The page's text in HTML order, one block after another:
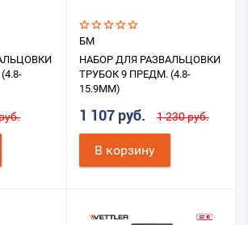
БМ
НАБОР ДЛЯ РАЗВАЛЬЦОВКИ
ТРУБОК 9 ПРЕДМ. (4.8-
15.9ММ)
1 107 руб. 1 230 руб.
В корзину